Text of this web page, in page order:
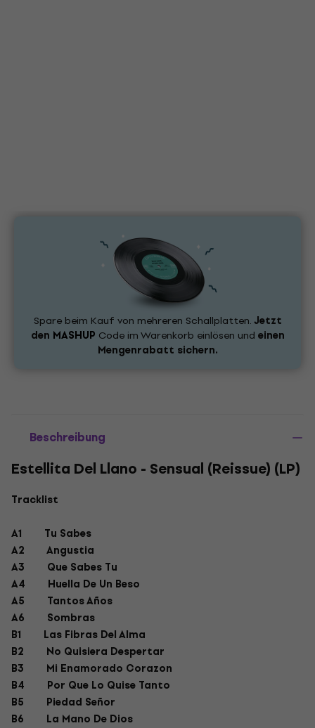
Spare beim Kauf von mehreren Schallplatten.Jetzt
den MASHUP Code im Warenkorb einlösen und einen
Mengenrabatt sichern.
Beschreibung
Estellita Del Llano - Sensual (Reissue) (LP)
Tracklist
A1 Tu Sabes
A2 Angustia
A3 Que Sabes Tu
A4 Huella De Un Beso
A5 Tantos Años
A6 Sombras
B1 Las Fibras Del Alma
B2 No Quisiera Despertar
B3 Mi Enamorado Corazon
B4 Por Que Lo Quise Tanto
B5 Piedad Señor
B6 La Mano De Dios